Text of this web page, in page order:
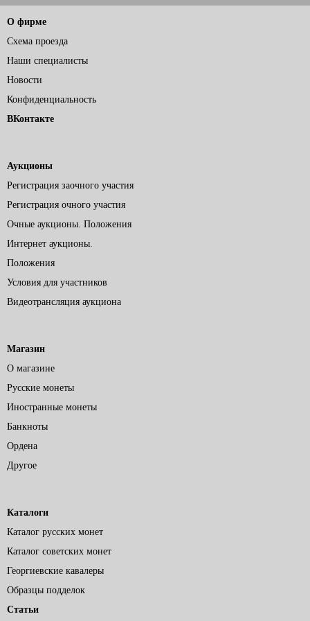
О фирме
Схема проезда
Наши специалисты
Новости
Конфиденциальность
ВКонтакте
Аукционы
Регистрация заочного участия
Регистрация очного участия
Очные аукционы. Положения
Интернет аукционы.
Положения
Условия для участников
Видеотрансляция аукциона
Магазин
О магазине
Русские монеты
Иностранные монеты
Банкноты
Ордена
Другое
Каталоги
Каталог русских монет
Каталог советских монет
Георгиевские кавалеры
Образцы подделок
Статьи